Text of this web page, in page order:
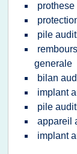
pile
generale
bilan
implant
pile
appareil
implant